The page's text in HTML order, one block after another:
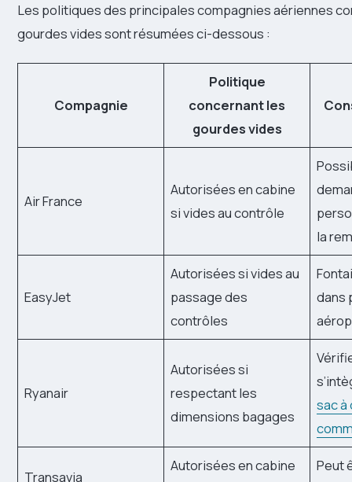
Les politiques des principales compagnies aériennes
gourdes vides sont résumées ci-dessous :
Compagnie
Politique
concernant les
gourdes vides
Air France
Autorisées en cabine
si vides au contrôle
la
EasyJet
Autorisées si vides au
passage des
contrôles
dans
Ryanair
Autorisées si
respectant les
dimensions bagages
sac
Transavia
Autorisées en cabine
Peut